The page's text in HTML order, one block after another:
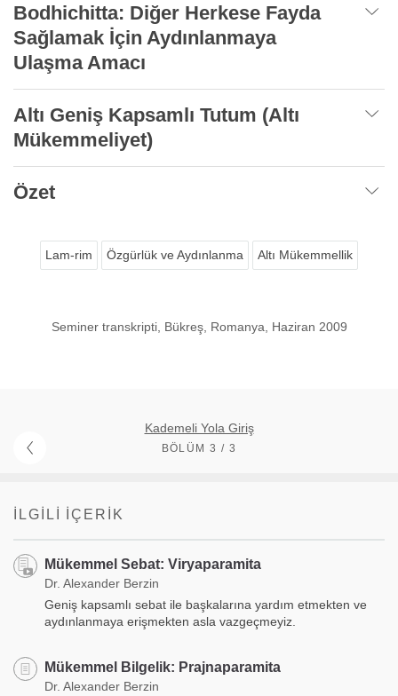
Bodhichitta: Diğer Herkese Fayda
Sağlamak İçin Aydınlanmaya
Ulaşma Amacı
Altı Geniş Kapsamlı Tutum (Altı
Mükemmeliyet)
Özet
Lam-rim Özgürlük ve Aydınlanma Altı Mükemmellik
Seminer transkripti, Bükreş, Romanya, Haziran 2009
Kademeli Yola Giriş
BÖLÜM 3 / 3
İLGILI İÇERIK
Mükemmel Sebat: Viryaparamita
Dr. Alexander Berzin
Geniş kapsamlı sebat ile başkalarına yardım etmekten ve
aydınlanmaya erişmekten asla vazgeçmeyiz.
Mükemmel Bilgelik: Prajnaparamita
Dr. Alexander Berzin